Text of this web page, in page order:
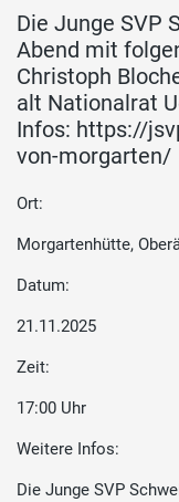
Die Junge SVP
Abend mit
Christoph
alt Nationalrat
Infos: https://
von-morgarten/
Ort:
Morgartenhütte,
Datum:
21.11.2025
Zeit:
17:00 Uhr
Weitere Infos:
Die Junge SVP